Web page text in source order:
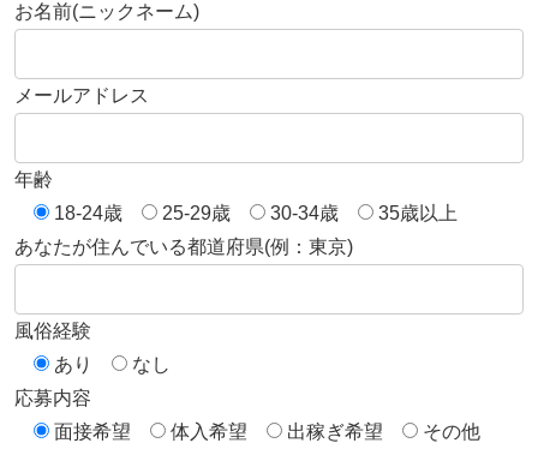
お名前(ニックネーム)
メールアドレス
年齢
18-24歳
25-29歳 30-34歳
35歳以上
あなたが住んでいる都道府県(例：東京)
風俗経験
あり
なし
応募内容
面接希望
体入希望 出稼ぎ希望 その他